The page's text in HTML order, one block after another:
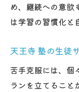
中学生
口コミ
説
塾 生徒
め、継続への意欲
は学習の習慣化と
天王寺 塾の生徒
苦手克服には、個
ランを立てること